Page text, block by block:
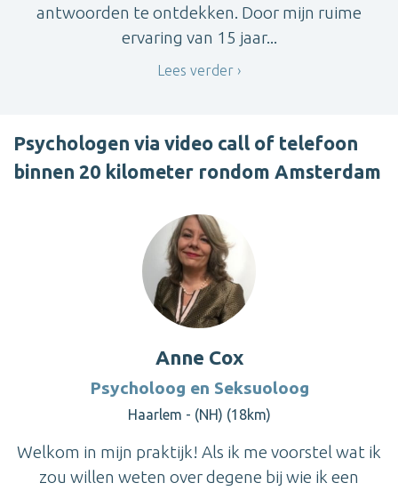
antwoorden te ontdekken. Door mijn ruime
ervaring van 15 jaar...
Lees verder
Psychologen via video call of telefoon
binnen 20 kilometer rondom Amsterdam
Anne Cox
Psycholoog en Seksuoloog
Haarlem - (NH) (18km)
Welkom in mijn praktijk! Als ik me voorstel wat ik
zou willen weten over degene bij wie ik een